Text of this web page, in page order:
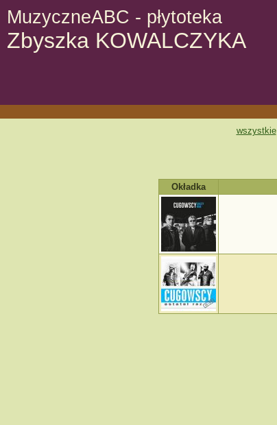
MuzyczneABC - płytoteka
Zbyszka KOWALCZYKA
wszystkie
Okładka